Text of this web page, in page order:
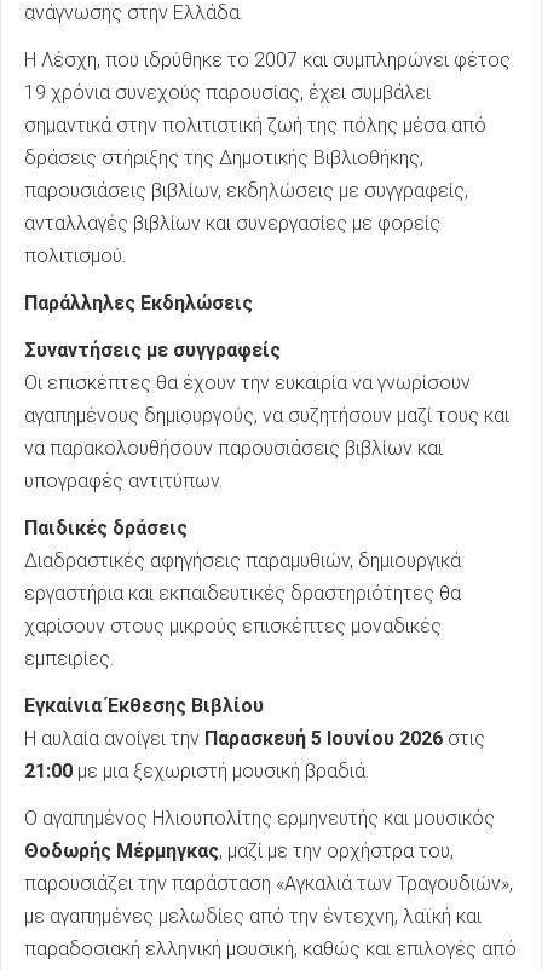
ανάγνωσης στην Ελλάδα.
Η Λέσχη, που ιδρύθηκε το 2007 και συμπληρώνει φέτος
19 χρόνια συνεχούς παρουσίας, έχει συμβάλει
σημαντικά στην πολιτιστική ζωή της πόλης μέσα από
δράσεις στήριξης της Δημοτικής Βιβλιοθήκης,
παρουσιάσεις βιβλίων, εκδηλώσεις με συγγραφείς,
ανταλλαγές βιβλίων και συνεργασίες με φορείς
πολιτισμού.
Παράλληλες Εκδηλώσεις
Συναντήσεις με συγγραφείς
Οι επισκέπτες θα έχουν την ευκαιρία να γνωρίσουν
αγαπημένους δημιουργούς, να συζητήσουν μαζί τους και
να παρακολουθήσουν παρουσιάσεις βιβλίων και
υπογραφές αντιτύπων.
Παιδικές δράσεις
Διαδραστικές αφηγήσεις παραμυθιών, δημιουργικά
εργαστήρια και εκπαιδευτικές δραστηριότητες θα
χαρίσουν στους μικρούς επισκέπτες μοναδικές
εμπειρίες.
Εγκαίνια Έκθεσης Βιβλίου
Η αυλαία ανοίγει την Παρασκευή 5 Ιουνίου 2026 στις
21:00 με μια ξεχωριστή μουσική βραδιά.
Ο αγαπημένος Ηλιουπολίτης ερμηνευτής και μουσικός
Θοδωρής Μέρμηγκας, μαζί με την ορχήστρα του,
παρουσιάζει την παράσταση «Αγκαλιά των Τραγουδιών»,
με αγαπημένες μελωδίες από την έντεχνη, λαϊκή και
παραδοσιακή ελληνική μουσική, καθώς και επιλογές από